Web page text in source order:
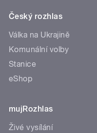
Český rozhlas
Válka na Ukrajině
Komunální volby
Stanice
eShop
mujRozhlas
Živé vysílání